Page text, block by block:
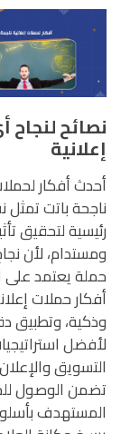
نصائح
إعلانية
أحدث أفكار
ناجحة باتت
رئيسية لتحقيق
ومستدام، لأن
حملة يعتمد على
أفكار حملات
وذكية، وتطبيق
لأفضل
التسويق
تضمن الوصول
المستهدف